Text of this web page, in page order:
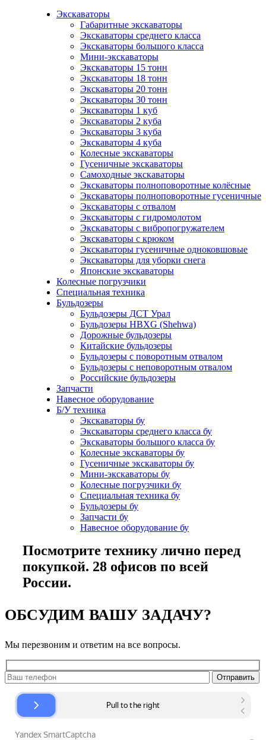
Экскаваторы
Габаритные экскаваторы
Экскаваторы среднего класса
Экскаваторы большого класса
Мини-экскаваторы
Экскаваторы 15 тонн
Экскаваторы 18 тонн
Экскаваторы 20 тонн
Экскаваторы 30 тонн
Экскаваторы 1 куб
Экскаваторы 2 куба
Экскаваторы 3 куба
Экскаваторы 4 куба
Колесные экскаваторы
Гусеничные экскаваторы
Самоходные экскаваторы
Экскаваторы полноповоротные колёсные
Экскаваторы полноповоротные гусеничные
Экскаваторы с отвалом
Экскаваторы с гидромолотом
Экскаваторы с вибропогружателем
Экскаваторы с крюком
Экскаваторы гусеничные одноковшовые
Экскаваторы для уборки снега
Японские экскаваторы
Колесные погрузчики
Специальная техника
Бульдозеры
Бульдозеры ДСТ Урал
Бульдозеры HBXG (Shehwa)
Дорожные бульдозеры
Китайские бульдозеры
Бульдозеры с поворотным отвалом
Бульдозеры с неповоротным отвалом
Российские бульдозеры
Запчасти
Навесное оборудование
Б/У техника
Экскаваторы бу
Экскаваторы среднего класса бу
Экскаваторы большого класса бу
Колесные экскаваторы бу
Гусеничные экскаваторы бу
Мини-экскаваторы бу
Колесные погрузчики бу
Специальная техника бу
Бульдозеры бу
Запчасти бу
Навесное оборудование бу
Посмотрите технику лично перед
покупкой. 28 офисов по всей
России.
ОБСУДИМ ВАШУ ЗАДАЧУ?
Мы перезвоним и ответим на все вопросы.